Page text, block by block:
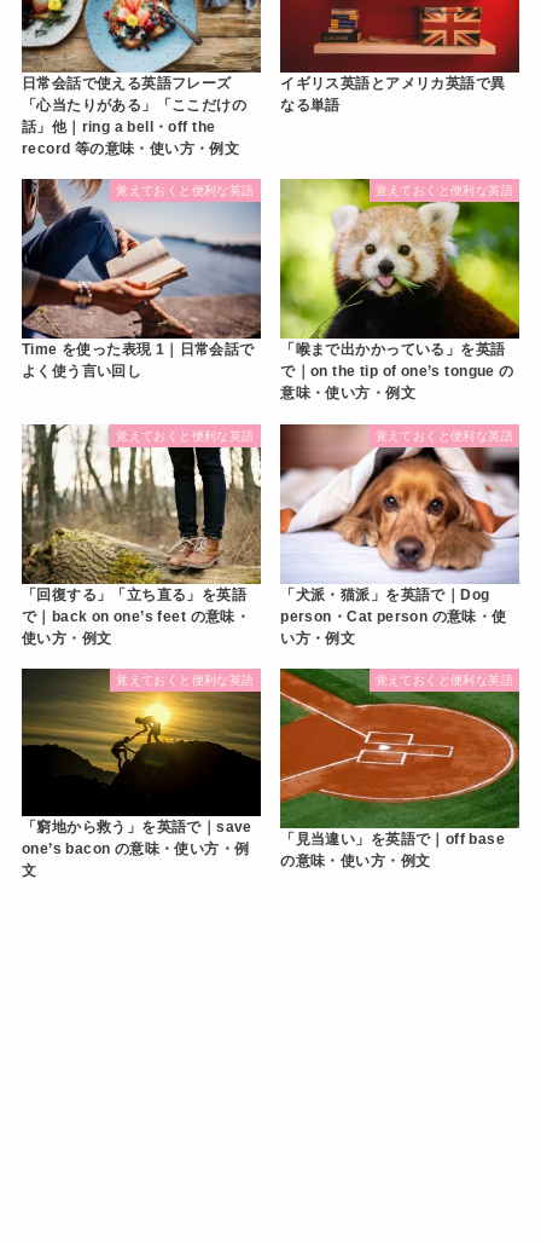
日常会話で使える英語フレーズ
「心当たりがある」「ここだけの
話」他｜ring a bell・off the
record 等の意味・使い方・例文
イギリス英語とアメリカ英語で異
なる単語
覚えておくと便利な英語
Time を使った表現 1｜日常会話で
よく使う言い回し
覚えておくと便利な英語
「喉まで出かかっている」を英語
で｜on the tip of one’s tongue の
意味・使い方・例文
覚えておくと便利な英語
「回復する」「立ち直る」を英語
で｜back on one’s feet の意味・
使い方・例文
覚えておくと便利な英語
「犬派・猫派」を英語で｜Dog
person・Cat person の意味・使
い方・例文
覚えておくと便利な英語
「窮地から救う」を英語で｜save
one’s bacon の意味・使い方・例
文
覚えておくと便利な英語
「見当違い」を英語で｜off base
の意味・使い方・例文